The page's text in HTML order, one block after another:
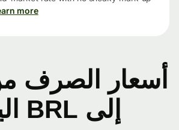
Learn more
إلى BRL اليوم